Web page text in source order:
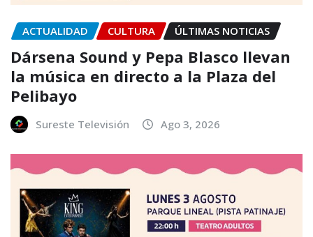
ACTUALIDAD CULTURA ÚLTIMAS NOTICIAS
Dársena Sound y Pepa Blasco llevan
la música en directo a la Plaza del
Pelibayo
Sureste Televisión Ago 3, 2026